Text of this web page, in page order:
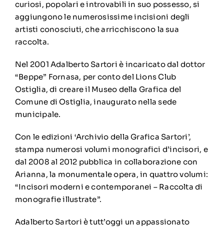
curiosi, popolari e introvabili in suo possesso, si
aggiungono le numerosissime incisioni degli
artisti conosciuti, che arricchiscono la sua
raccolta.
Nel 2001 Adalberto Sartori è incaricato dal dottor
“Beppe” Fornasa, per conto del Lions Club
Ostiglia, di creare il Museo della Grafica del
Comune di Ostiglia, inaugurato nella sede
municipale.
Con le edizioni ‘Archivio della Grafica Sartori’,
stampa numerosi volumi monografici d’incisori, e
dal 2008 al 2012 pubblica in collaborazione con
Arianna, la monumentale opera, in quattro volumi:
“Incisori moderni e contemporanei – Raccolta di
monografie illustrate”.
Adalberto Sartori è tutt’oggi un appassionato